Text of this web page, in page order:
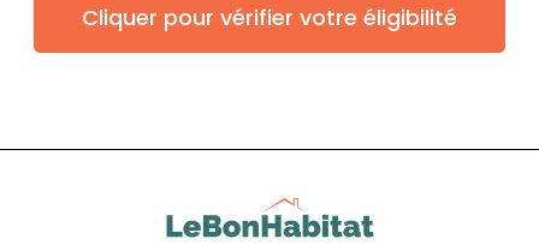
Cliquer pour vérifier votre éligibilité